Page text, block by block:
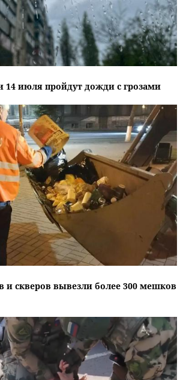
14 июля пройдут дожди с грозами
и скверов вывезли более 300 мешков